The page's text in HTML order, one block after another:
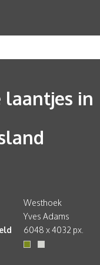
laantjes in
Westhoek
Yves Adams
6048 x 4032 px.